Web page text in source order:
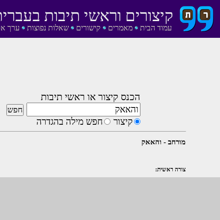
עמוד הבית מאמרים קישורים שאלות נפוצות ערך
קיצורים וראשי תיבות
הכנס קיצור או ראשי תיבות
קיצור חפש מילה בהגדרה
מורחב - והאאק
צורה ראשית: